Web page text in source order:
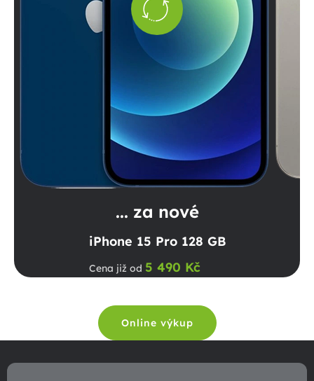
... za nové
iPhone 15 Pro 128 GB
Cena již od 5 490 Kč
Online výkup
á